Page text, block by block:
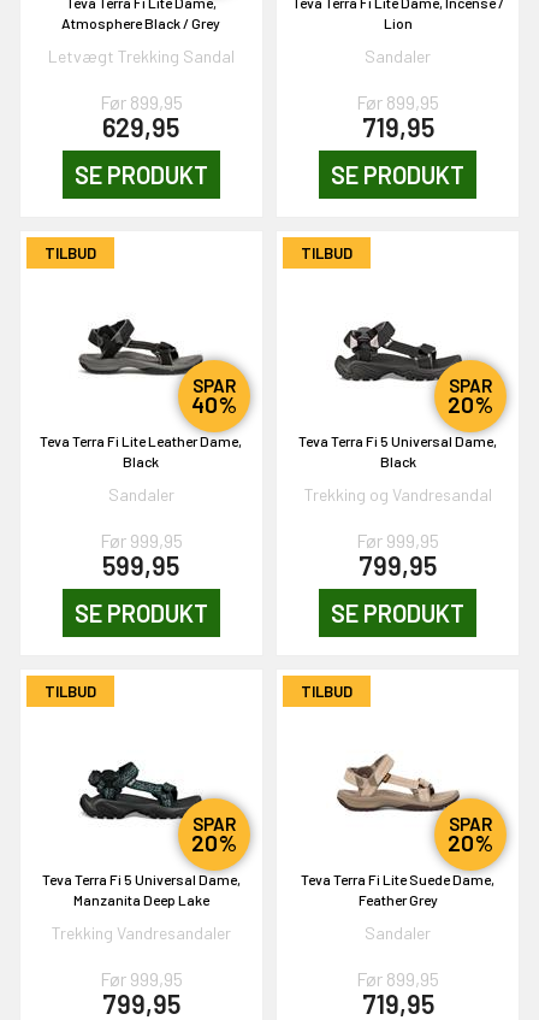
Atmosphere Black / Grey
Letvægt Trekking Sandal
Før 899,95
629,95
SE PRODUKT
Lion
Sandaler
Før 899,95
719,95
SE PRODUKT
TILBUD
SPAR
40%
Teva Terra Fi Lite Leather Dame,
Black
Sandaler
Før 999,95
599,95
SE PRODUKT
TILBUD
SPAR
20%
Teva Terra Fi 5 Universal Dame,
Black
Trekking og Vandresandal
Før 999,95
799,95
SE PRODUKT
TILBUD
SPAR
20%
Teva Terra Fi 5 Universal Dame,
Manzanita Deep Lake
Trekking Vandresandaler
Før 999,95
799,95
TILBUD
SPAR
20%
Teva Terra Fi Lite Suede Dame,
Feather Grey
Sandaler
Før 899,95
719,95
PÅ
om måneden